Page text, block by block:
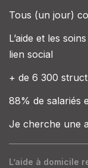
Tous (un jour)
L’aide et les
lien social
+ de 6 300
88% de salariés
Je cherche une
L’aide à domicile